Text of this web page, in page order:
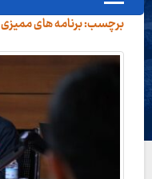
برچسب:برنامه های ممیزی